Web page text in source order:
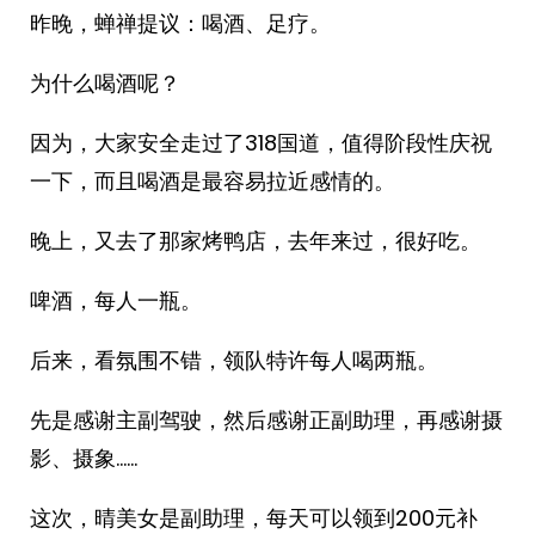
昨晚，蝉禅提议：喝酒、足疗。
为什么喝酒呢？
因为，大家安全走过了318国道，值得阶段性庆祝
一下，而且喝酒是最容易拉近感情的。
晚上，又去了那家烤鸭店，去年来过，很好吃。
啤酒，每人一瓶。
后来，看氛围不错，领队特许每人喝两瓶。
先是感谢主副驾驶，然后感谢正副助理，再感谢摄
影、摄象……
这次，晴美女是副助理，每天可以领到200元补